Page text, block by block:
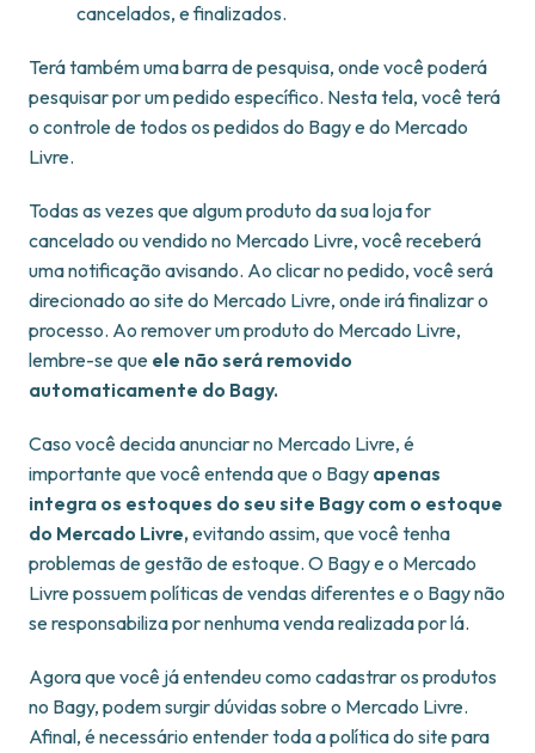
cancelados, e finalizados.
Terá também uma barra de pesquisa, onde você poderá
pesquisar por um pedido específico. Nesta tela, você terá
o controle de todos os pedidos do Bagy e do Mercado
Livre.
Todas as vezes que algum produto da sua loja for
cancelado ou vendido no Mercado Livre, você receberá
uma notificação avisando. Ao clicar no pedido, você será
direcionado ao site do Mercado Livre, onde irá finalizar o
processo. Ao remover um produto do Mercado Livre,
lembre-se que ele não será removido
automaticamente do Bagy.
Caso você decida anunciar no Mercado Livre, é
importante que você entenda que o Bagy apenas
integra os estoques do seu site Bagy com o estoque
do Mercado Livre, evitando assim, que você tenha
problemas de gestão de estoque. O Bagy e o Mercado
Livre possuem políticas de vendas diferentes e o Bagy não
se responsabiliza por nenhuma venda realizada por lá.
Agora que você já entendeu como cadastrar os produtos
no Bagy, podem surgir dúvidas sobre o Mercado Livre.
Afinal, é necessário entender toda a política do site para